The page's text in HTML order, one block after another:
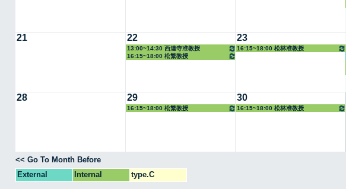
21 22
13:00~14:30 西連寺准教授
16:15~18:00 松繁教授
23
16:15~18:00 松林准教授
28 29
16:15~18:00 松繁教授
30
16:15~18:00 松林准教授
<< Go To Month Before
External
Internal type.C